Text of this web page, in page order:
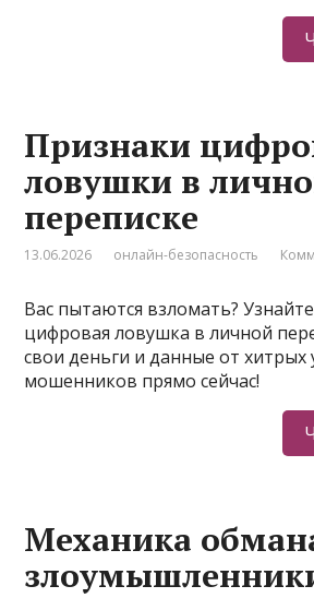
Признаки
ловушки в
переписке
13.06.2026 онлайн-безопасность
Вас пытаются взломать?
цифровая ловушка в личной
свои деньги и данные от хитрых
мошенников прямо сейчас!
Механика